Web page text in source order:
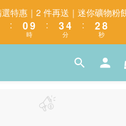
特惠｜2 件再送｜迷你礦物粉
:
1
09
8
5
時
:
4
3
2
5
4
3
0
分
:
3
2
1
8
7
6
5
4
3
秒